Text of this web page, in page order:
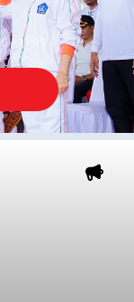
17:09